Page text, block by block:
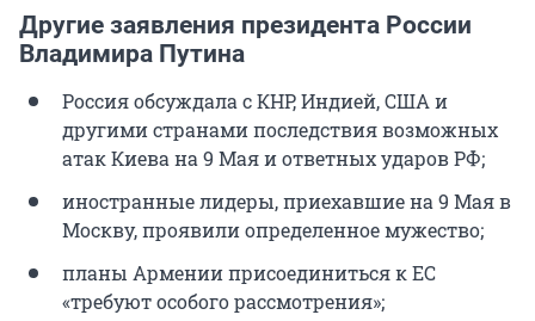
Другие заявления президента России
Владимира Путина
Россия обсуждала с КНР, Индией, США и
другими странами последствия возможных
атак Киева на 9 Мая и ответных ударов РФ;
иностранные лидеры, приехавшие на 9 Мая в
Москву, проявили определенное мужество;
планы Армении присоединиться к ЕС
«требуют особого рассмотрения»;